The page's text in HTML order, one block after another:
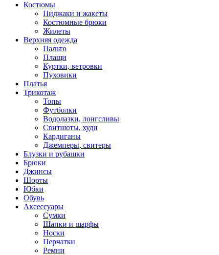
Костюмы
Пиджаки и жакеты
Костюмные брюки
Жилеты
Верхняя одежда
Пальто
Плащи
Куртки, ветровки
Пуховики
Платья
Трикотаж
Топы
Футболки
Водолазки, лонгсливы
Свитшоты, худи
Кардиганы
Джемперы, свитеры
Блузки и рубашки
Брюки
Джинсы
Шорты
Юбки
Обувь
Аксессуары
Сумки
Шапки и шарфы
Носки
Перчатки
Ремни